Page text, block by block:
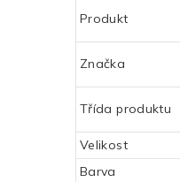
Produkt
Značka
Třída produktu
Velikost
Barva